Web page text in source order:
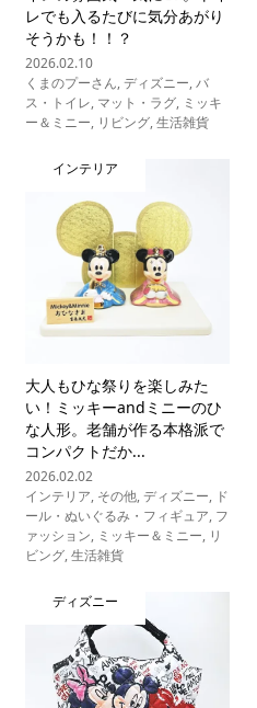
レでも入るたびに気分あがり
そうかも！！？
2026.02.10
くまのプーさん,ディズニー,バ
ス・トイレ, マット・ラグ, ミッキ
ー＆ミニー, リビング,生活雑貨
インテリア
大人もひな祭りを楽しみた
い！ミッキーandミニーのひ
な人形。老舗が作る本格派で
コンパクトだか...
2026.02.02
インテリア, その他,ディズニー, ド
ール・ぬいぐるみ・フィギュア, フ
ァッション, ミッキー＆ミニー, リ
ビング,生活雑貨
ディズニー